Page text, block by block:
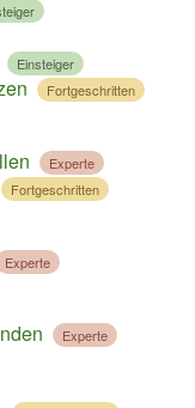
Einsteiger
Fortgeschritten
Experte
Fortgeschritten
Experte
Experte